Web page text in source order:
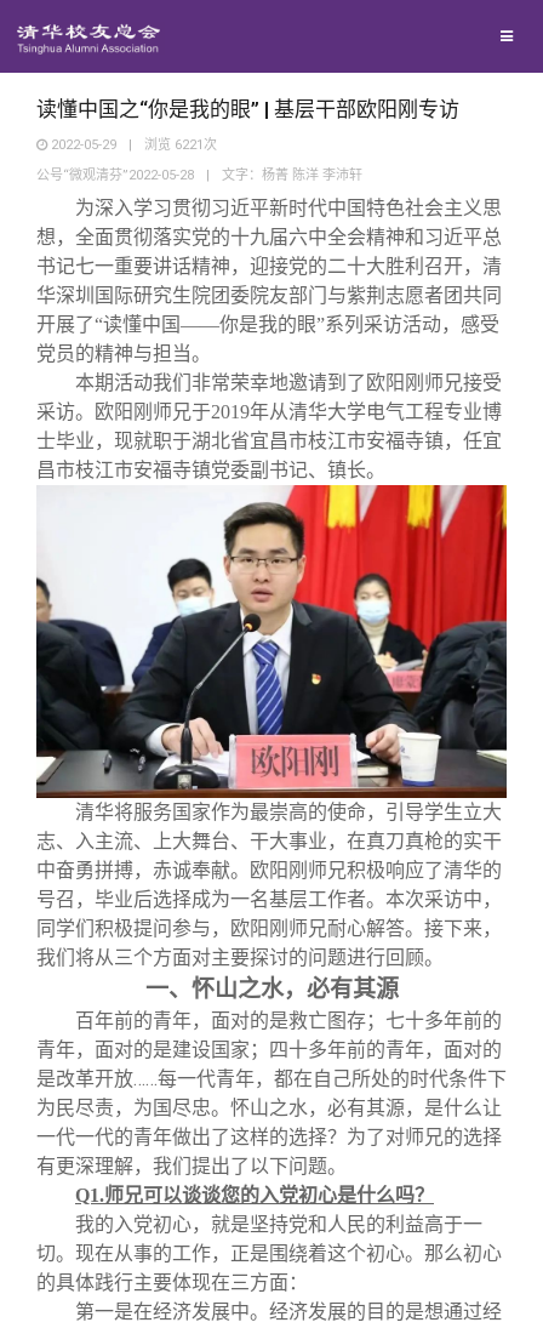
西南联大校友会
义工计划
新媒体平台
青春风采
校友文苑
校友讲坛
校友视界
校友服务
终身学习
信息化服务
三创大赛
实用信息
校友总会
总会简介
会长致辞
总会章程
理事会名单
制度法规
联系我们
读懂中国之“你是我的眼” | 基层干部欧阳刚专访
2022-05-29 | 浏览 6221 次
公号“微观清芬”2022-05-28
| 文字：杨菁 陈洋 李沛轩
为深入学习贯彻习近平新时代中国特色社会主义思
想，全面贯彻落实党的十九届六中全会精神和习近平总
书记七一重要讲话精神，迎接党的二十大胜利召开，清
华深圳国际研究生院团委院友部门与紫荆志愿者团共同
开展了“读懂中国——你是我的眼”系列采访活动，感受
党员的精神与担当。
本期活动我们非常荣幸地邀请到了欧阳刚师兄接受
采访。欧阳刚师兄于2019年从清华大学电气工程专业博
士毕业，现就职于湖北省宜昌市枝江市安福寺镇，任宜
昌市枝江市安福寺镇党委副书记、镇长。
清华将服务国家作为最崇高的使命，引导学生立大
志、入主流、上大舞台、干大事业，在真刀真枪的实干
中奋勇拼搏，赤诚奉献。欧阳刚师兄积极响应了清华的
号召，毕业后选择成为一名基层工作者。本次采访中，
同学们积极提问参与，欧阳刚师兄耐心解答。接下来，
我们将从三个方面对主要探讨的问题进行回顾。
一、怀山之水，必有其源
百年前的青年，面对的是救亡图存；七十多年前的
青年，面对的是建设国家；四十多年前的青年，面对的
是改革开放……每一代青年，都在自己所处的时代条件下
为民尽责，为国尽忠。怀山之水，必有其源，是什么让
一代一代的青年做出了这样的选择？为了对师兄的选择
有更深理解，我们提出了以下问题。
Q1.师兄可以谈谈您的入党初心是什么吗？
我的入党初心，就是坚持党和人民的利益高于一
切。现在从事的工作，正是围绕着这个初心。那么初心
的具体践行主要体现在三方面：
第一是在经济发展中。经济发展的目的是想通过经